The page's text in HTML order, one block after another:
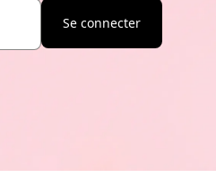
Se connecter